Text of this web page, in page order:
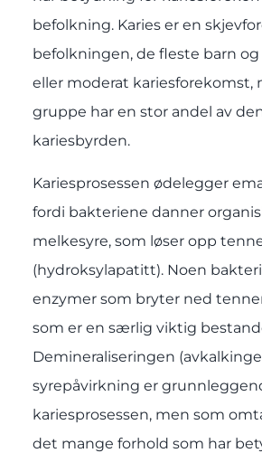
befolkning. Karies er en
befolkningen, de fleste barn
eller moderat kariesforekomst,
gruppe har en stor andel av
kariesbyrden.
Kariesprosessen ødelegger
fordi bakteriene danner
melkesyre, som løser opp
(hydroksylapatitt). Noen
enzymer som bryter ned
som er en særlig viktig
Demineraliseringen
syrepåvirkning er
kariesprosessen, men som
det mange forhold som har